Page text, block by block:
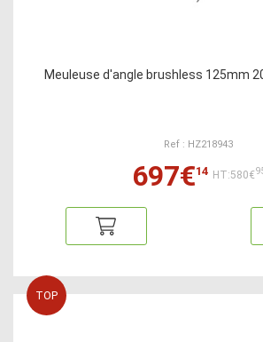
Meuleuse d'angle brushless 125mm
Ref : HZ218943
697€14 HT:580€
TOP